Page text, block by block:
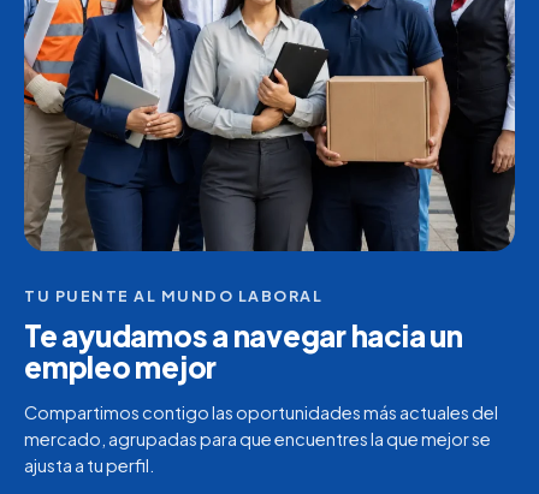
TU PUENTE AL MUNDO LABORAL
Te ayudamos a navegar hacia un
empleo mejor
Compartimos contigo las oportunidades más actuales del
mercado, agrupadas para que encuentres la que mejor se
ajusta a tu perfil.